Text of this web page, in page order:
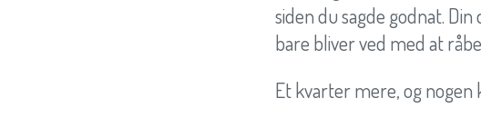
siden du sagde godnat.
bare bliver ved med at
Et kvarter mere, og